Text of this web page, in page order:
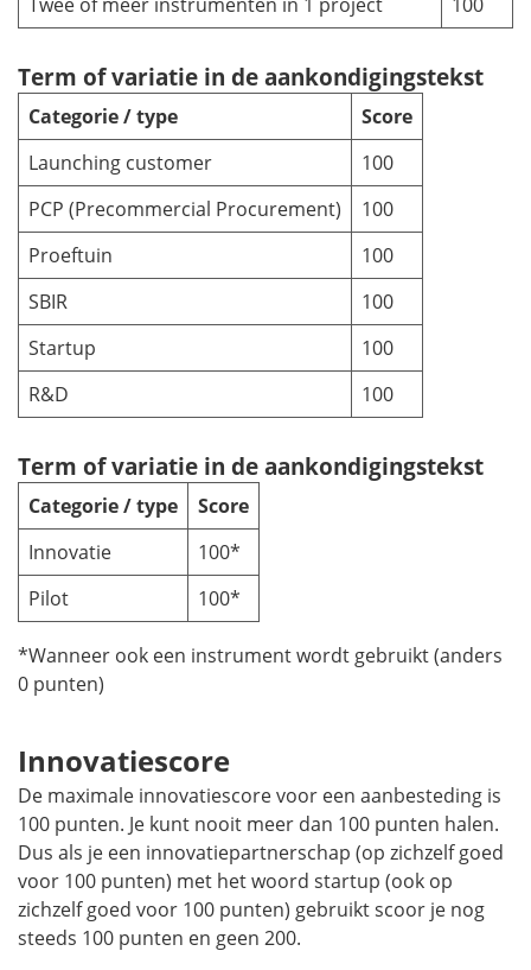
Term of variatie in de aankondigingstekst
Categorie / type
Score
Launching customer
100
PCP (Precommercial Procurement)
100
Proeftuin
100
SBIR
100
Startup
100
R&D
100
Term of variatie in de aankondigingstekst
Categorie / type
Score
Innovatie
100*
Pilot
100*
*Wanneer ook een instrument wordt gebruikt (anders
0 punten)
Innovatiescore
De maximale innovatiescore voor een aanbesteding is
100 punten. Je kunt nooit meer dan 100 punten halen.
Dus als je een innovatiepartnerschap (op zichzelf goed
voor 100 punten) met het woord startup (ook op
zichzelf goed voor 100 punten) gebruikt scoor je nog
steeds 100 punten en geen 200.